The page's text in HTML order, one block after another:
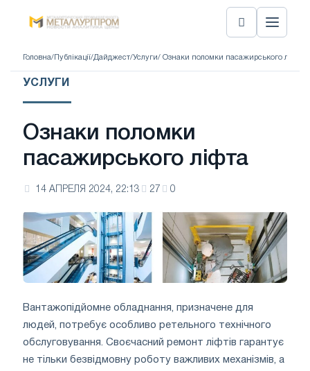
Головна/ Публікації/Дайджест/Услуги/ Ознаки поломки пасажирського ліфта
УСЛУГИ
Ознаки поломки
пасажирського ліфта
14 АПРЕЛЯ 2024, 22:13 27 0
Вантажопідйомне обладнання, призначене для
людей, потребує особливо ретельного технічного
обслуговування. Своєчасний ремонт ліфтів гарантує
не тільки безвідмовну роботу важливих механізмів, а